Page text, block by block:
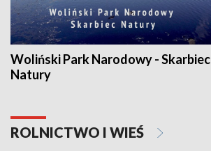
Woliński Park Narodowy - Skarbiec
Natury
ROLNICTWO I WIEŚ